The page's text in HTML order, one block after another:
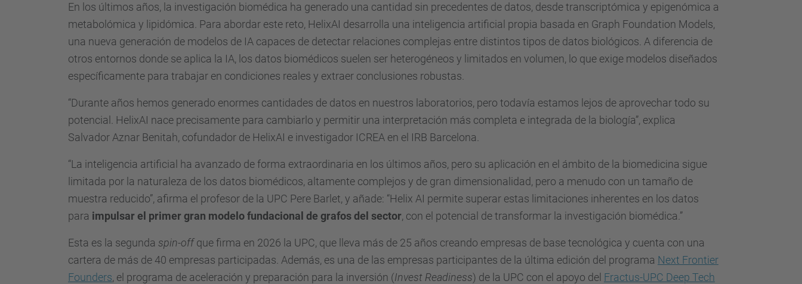
En los últimos años, la investigación biomédica ha generado una cantidad sin precedentes de datos, desde transcriptómica y epigenómica a
metabolómica y lipidómica. Para abordar este reto, HelixAI desarrolla una inteligencia artificial propia basada en Graph Foundation Models,
una nueva generación de modelos de IA capaces de detectar relaciones complejas entre distintos tipos de datos biológicos. A diferencia de
otros entornos donde se aplica la IA, los datos biomédicos suelen ser heterogéneos y limitados en volumen, lo que exige modelos diseñados
específicamente para trabajar en condiciones reales y extraer conclusiones robustas.
“Durante años hemos generado enormes cantidades de datos en nuestros laboratorios, pero todavía estamos lejos de aprovechar todo su
potencial. HelixAI nace precisamente para cambiarlo y permitir una interpretación más completa e integrada de la biología”, explica
Salvador Aznar Benitah, cofundador de HelixAI e investigador ICREA en el IRB Barcelona.
“La inteligencia artificial ha avanzado de forma extraordinaria en los últimos años, pero su aplicación en el ámbito de la biomedicina sigue
limitada por la naturaleza de los datos biomédicos, altamente complejos y de gran dimensionalidad, pero a menudo con un tamaño de
muestra reducido”, afirma el profesor de la UPC Pere Barlet, y añade: “Helix AI permite superar estas limitaciones inherentes en los datos
para impulsar el primer gran modelo fundacional de grafos del sector, con el potencial de transformar la investigación biomédica.”
Esta es la segunda spin-off que firma en 2026 la UPC, que lleva más de 25 años creando empresas de base tecnológica y cuenta con una
cartera de más de 40 empresas participadas. Además, es una de las empresas participantes de la última edición del programa Next Frontier
Founders, el programa de aceleración y preparación para la inversión (Invest Readiness) de la UPC con el apoyo del Fractus-UPC Deep Tech